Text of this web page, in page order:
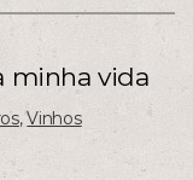
minha vida
,Vinhos